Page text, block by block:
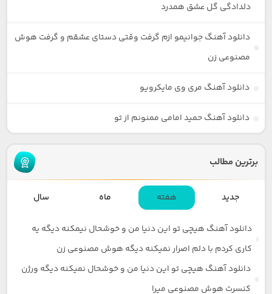
دلدادگی گل عشق همدرد
دانلود آهنگ جوانیمو ازم گرفت وقتی دستای عشقم و گرفت هوش
مصنوعی زن
دانلود آهنگ مری وی مایکرویو
دانلود آهنگ حمید امامی ممنونم از تو
برترین مطالب
جدید هفته ماه سال
دانلود آهنگ هیچی تو این دنیا من و خوشحال نیمکنه دیگه یه
کاری کردم با دلم اصرار نمیکنه دیگه هوش مصنوعی زن
دانلود آهنگ هیچی تو این دنیا من و خوشحال نمیکنه دیگه ورژن
کنسرت هوش مصنوعی میرا